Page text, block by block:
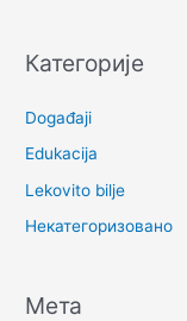
Категорије
Događaji
Edukacija
Lekovito bilje
Некатегоризовано
Мета